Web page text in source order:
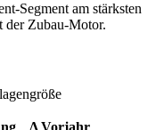
Segment am stärksten
der Zubau-Motor.
Δ Vorjahr